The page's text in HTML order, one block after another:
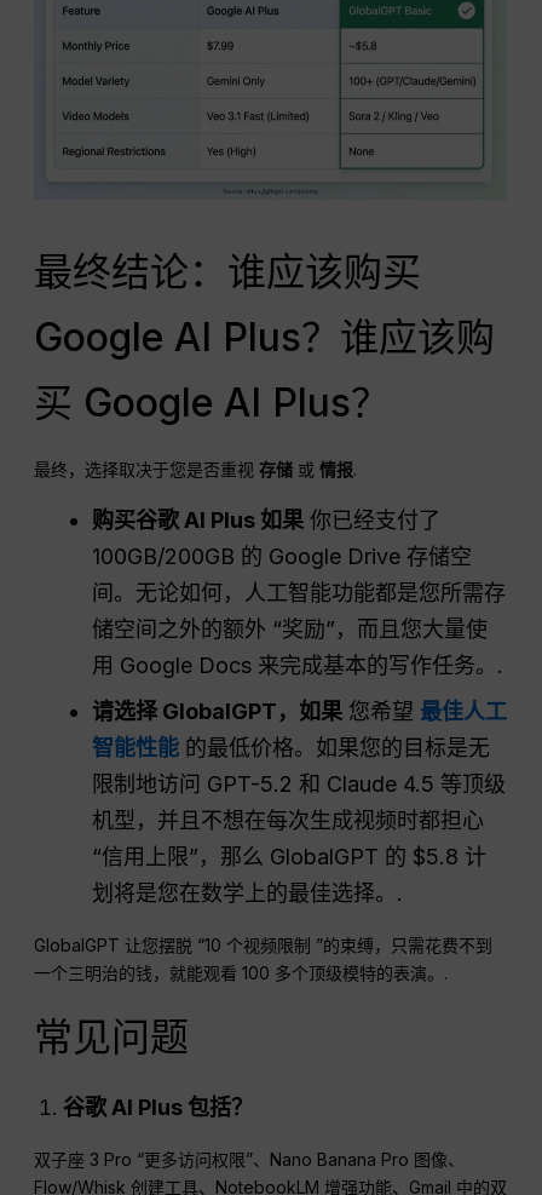
最终结论：谁应该购买
Google AI Plus？谁应该购
买 Google AI Plus？
最终，选择取决于您是否重视存储 或情报.
购买谷歌 AI Plus 如果 你已经支付了
100GB/200GB 的 Google Drive 存储空
间。无论如何，人工智能功能都是您所需存
储空间之外的额外 “奖励”，而且您大量使
用 Google Docs 来完成基本的写作任务。.
请选择 GlobalGPT，如果 您希望 最佳人工
智能性能 的最低价格。如果您的目标是无
限制地访问 GPT-5.2 和 Claude 4.5 等顶级
机型，并且不想在每次生成视频时都担心
“信用上限”，那么 GlobalGPT 的 $5.8 计
划将是您在数学上的最佳选择。.
GlobalGPT 让您摆脱 “10 个视频限制 ”的束缚，只需花费不到
一个三明治的钱，就能观看 100 多个顶级模特的表演。.
常见问题
谷歌 AI Plus 包括？
双子座 3 Pro “更多访问权限”、Nano Banana Pro 图像、
Flow/Whisk 创建工具、NotebookLM 增强功能、Gmail 中的双